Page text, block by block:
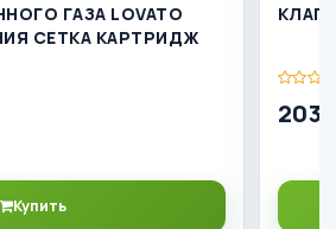
LOVATO
СЕТКА КАРТРИДЖ
Купить